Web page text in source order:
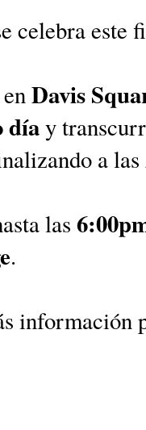
celebra este
Davis
díay
a las
las
.
información